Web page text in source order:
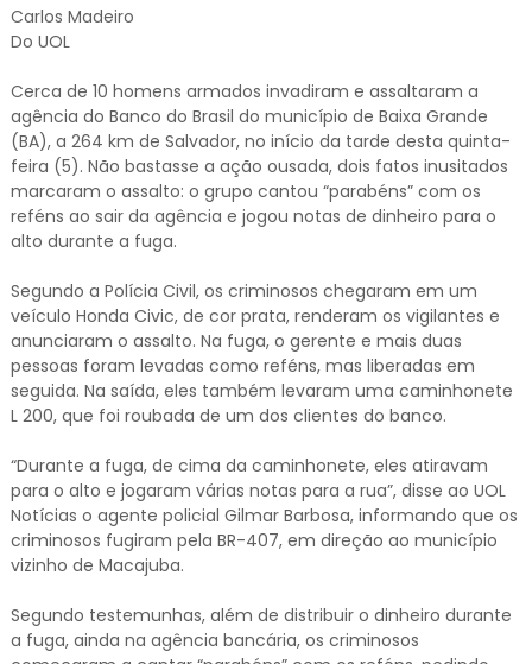
Carlos Madeiro
Do UOL
Cerca de 10 homens armados invadiram e assaltaram a
agência do Banco do Brasil do município de Baixa Grande
(BA), a 264 km de Salvador, no início da tarde desta quinta-
feira (5). Não bastasse a ação ousada, dois fatos inusitados
marcaram o assalto: o grupo cantou “parabéns” com os
reféns ao sair da agência e jogou notas de dinheiro para o
alto durante a fuga.
Segundo a Polícia Civil, os criminosos chegaram em um
veículo Honda Civic, de cor prata, renderam os vigilantes e
anunciaram o assalto. Na fuga, o gerente e mais duas
pessoas foram levadas como reféns, mas liberadas em
seguida. Na saída, eles também levaram uma caminhonete
L 200, que foi roubada de um dos clientes do banco.
“Durante a fuga, de cima da caminhonete, eles atiravam
para o alto e jogaram várias notas para a rua”, disse ao UOL
Notícias o agente policial Gilmar Barbosa, informando que os
criminosos fugiram pela BR-407, em direção ao município
vizinho de Macajuba.
Segundo testemunhas, além de distribuir o dinheiro durante
a fuga, ainda na agência bancária, os criminosos